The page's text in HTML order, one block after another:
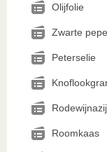
Olijfolie
Zwarte
Peterselie
Roomkaas